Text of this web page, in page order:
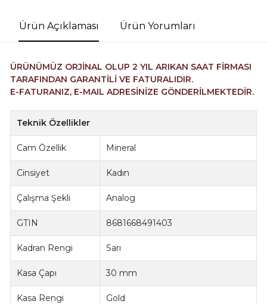
Ürün Açıklaması Ürün Yorumları
ÜRÜNÜMÜZ ORJİNAL OLUP 2 YIL ARIKAN SAAT FİRMASI
TARAFINDAN GARANTİLİ VE FATURALIDIR.
E-FATURANIZ, E-MAIL ADRESİNİZE GÖNDERİLMEKTEDİR.
Teknik Özellikler
Cam Özellik Mineral
Cinsiyet Kadın
Çalışma Şekli Analog
GTIN 8681668491403
Kadran Rengi Sarı
Kasa Çapı 30 mm
Kasa Rengi Gold